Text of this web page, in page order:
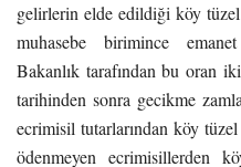
gelirlerin elde edildiği köy
muhasebe birimince
Bakanlık tarafından bu oran
tarihinden sonra gecikme
ecrimisil tutarlarından köy
ödenmeyen ecrimisillerden